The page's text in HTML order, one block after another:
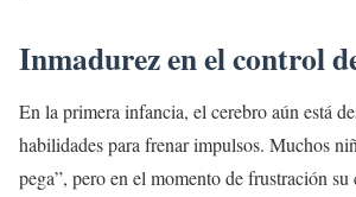
Inmadurez en el control
En la primera infancia, el cerebro aún está
habilidades para frenar impulsos. Muchos
pega”, pero en el momento de frustración su